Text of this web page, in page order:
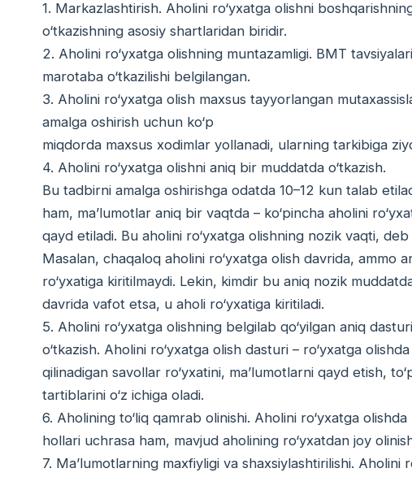
1. Markazlashtirish. Aholini ro‘yxatga olishni
o‘tkazishning asosiy shartlaridan biridir.
2. Aholini ro‘yxatga olishning muntazamligi. BMT
marotaba o‘tkazilishi belgilangan.
3. Aholini ro‘yxatga olish maxsus tayyorlangan
amalga oshirish uchun ko‘p
miqdorda maxsus xodimlar yollanadi, ularning tarkibiga
4. Aholini ro‘yxatga olishni aniq bir muddatda o‘tkazish.
Bu tadbirni amalga oshirishga odatda 10–12 kun talab
ham, maʼlumotlar aniq bir vaqtda – ko‘pincha aholini
qayd etiladi. Bu aholini ro‘yxatga olishning nozik vaqti, deb
Masalan, chaqaloq aholini ro‘yxatga olish davrida, ammo
ro‘yxatiga kiritilmaydi. Lekin, kimdir bu aniq nozik
davrida vafot etsa, u aholi ro‘yxatiga kiritiladi.
5. Aholini ro‘yxatga olishning belgilab qo‘yilgan aniq
o‘tkazish. Aholini ro‘yxatga olish dasturi – ro‘yxatga
qilinadigan savollar ro‘yxatini, maʼlumotlarni qayd etish,
tartiblarini o‘z ichiga oladi.
6. Aholining to‘liq qamrab olinishi. Aholini ro‘yxatga
hollari uchrasa ham, mavjud aholining ro‘yxatdan joy
7. Maʼlumotlarning maxfiyligi va shaxsiylashtirilishi. Aholini